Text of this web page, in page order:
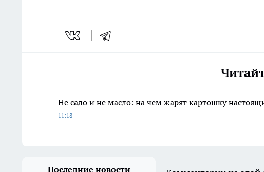
Не сало и не масло: на чем жарят картошку
11:18
Последние новости